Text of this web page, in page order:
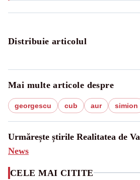
Distribuie articolul
Mai multe articole despre
georgescu cub aur simion
Urmărește știrile Realitatea de
News
CELE MAI CITITE